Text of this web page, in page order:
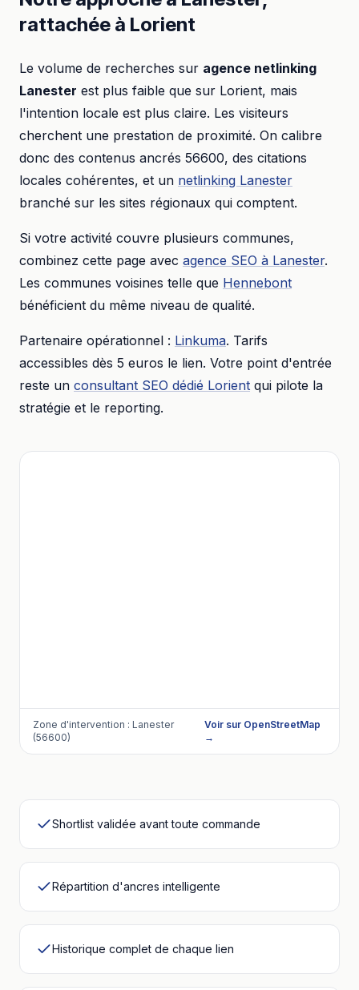
rattachée à Lorient
Le volume de recherches sur agence netlinking
Lanester est plus faible que sur Lorient, mais
l'intention locale est plus claire. Les visiteurs
cherchent une prestation de proximité. On calibre
donc des contenus ancrés 56600, des citations
locales cohérentes, et un netlinking Lanester
branché sur les sites régionaux qui comptent.
Si votre activité couvre plusieurs communes,
combinez cette page avec agence SEO à Lanester.
Les communes voisines telle que Hennebont
bénéficient du même niveau de qualité.
Partenaire opérationnel : Linkuma. Tarifs
accessibles dès 5 euros le lien. Votre point d'entrée
reste un consultant SEO dédié Lorient qui pilote la
stratégie et le reporting.
Zone d'intervention : Lanester
(56600)
Voir sur OpenStreetMap
→
Shortlist validée avant toute commande
Répartition d'ancres intelligente
Historique complet de chaque lien